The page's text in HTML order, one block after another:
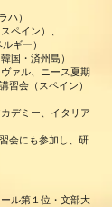
ハ）
ペイン）、
ギー）
国・済州島）
ァル、ニース夏期
習会（スペイン）
デミー、イタリア
会にも参加し、研
ル第１位・文部大